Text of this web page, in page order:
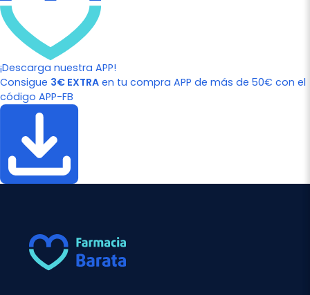
¡Descarga nuestra APP!
Consigue 3€ EXTRA en tu compra APP de más de 50€ con el
código APP-FB